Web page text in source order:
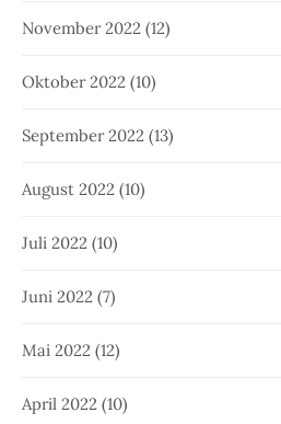
November 2022 (12)
Oktober 2022 (10)
September 2022 (13)
August 2022 (10)
Juli 2022 (10)
Juni 2022 (7)
Mai 2022 (12)
April 2022 (10)